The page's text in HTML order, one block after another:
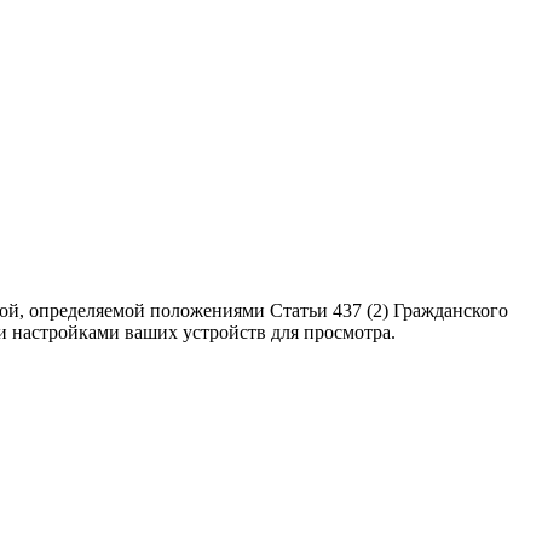
определяемой положениями Статьи 437 (2) Гражданского
настройками ваших устройств для просмотра.